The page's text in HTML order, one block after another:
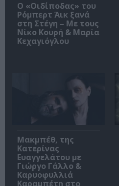
O «Οιδίποδας» του
Ρόμπερτ Άικ ξανά
στη Στέγη – Με τους
Νίκο Κουρή & Μαρία
Κεχαγιόγλου
Μακμπέθ, της
Κατερίνας
Ευαγγελάτου με
Γιώργο Γάλλο &
Καρυοφυλλιά
Καραμπέτη στο